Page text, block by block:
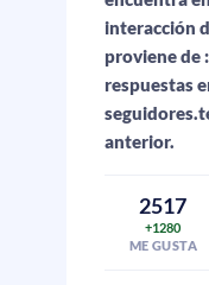
interacción
proviene de
respuestas
anterior.
2517
+1280
ME GUSTA